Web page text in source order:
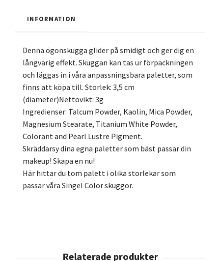
INFORMATION
Denna ögonskugga glider på smidigt och ger dig en
långvarig effekt. Skuggan kan tas ur förpackningen
och läggas in i våra anpassningsbara paletter, som
finns att köpa till. Storlek: 3,5 cm
(diameter)Nettovikt: 3g
Ingredienser: Talcum Powder, Kaolin, Mica Powder,
Magnesium Stearate, Titanium White Powder,
Colorant and Pearl Lustre Pigment.
Skräddarsy dina egna paletter som bäst passar din
makeup! Skapa en nu!
Här hittar du tom palett i olika storlekar som
passar våra Singel Color skuggor.